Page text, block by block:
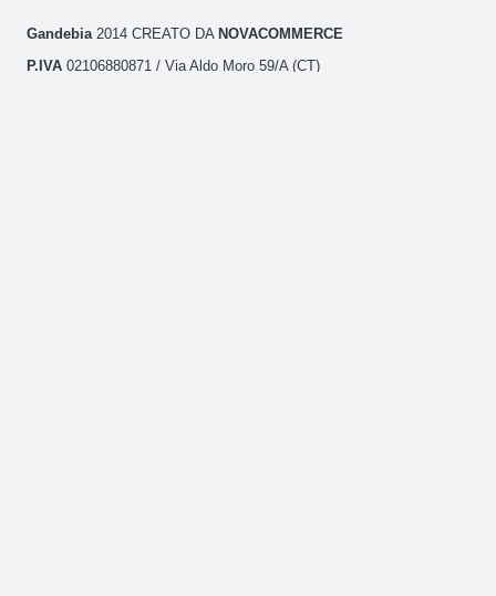
Gandebia 2014 CREATO DA NOVACOMMERCE
P.IVA 02106880871 / Via Aldo Moro 59/A (CT)